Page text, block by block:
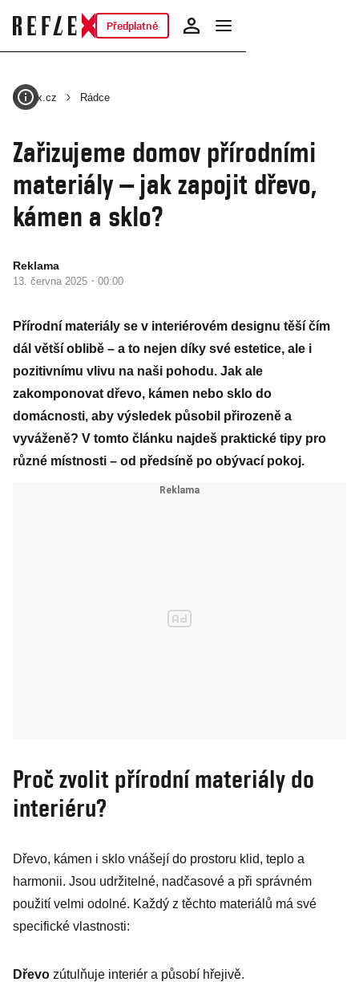
Předplatné
Reflex.cz Rádce
Zařizujeme domov přírodními
materiály – jak zapojit dřevo,
kámen a sklo?
Reklama
13. června 2025 · 00:00
Přírodní materiály se v interiérovém designu těší čím
dál větší oblibě – a to nejen díky své estetice, ale i
pozitivnímu vlivu na naši pohodu. Jak ale
zakomponovat dřevo, kámen nebo sklo do
domácnosti, aby výsledek působil přirozeně a
vyváženě? V tomto článku najdeš praktické tipy pro
různé místnosti – od předsíně po obývací pokoj.
Proč zvolit přírodní materiály do
interiéru?
Dřevo, kámen i sklo vnášejí do prostoru klid, teplo a
harmonii. Jsou udržitelné, nadčasové a při správném
použití velmi odolné. Každý z těchto materiálů má své
specifické vlastnosti:
Dřevo zútulňuje interiér a působí hřejivě.